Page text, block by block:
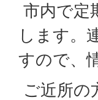
市内で定
します。
すので、
ご近所の